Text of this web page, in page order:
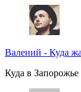
Валений - Куда
Куда в Запорожье